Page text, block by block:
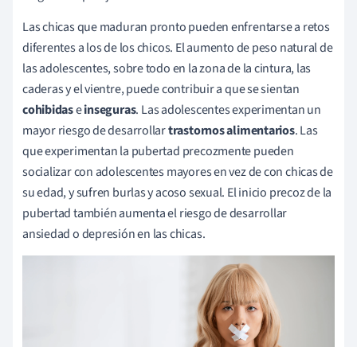
Las chicas que maduran pronto pueden enfrentarse a retos
diferentes a los de los chicos. El aumento de peso natural de
las adolescentes, sobre todo en la zona de la cintura, las
caderas y el vientre, puede contribuir a que se sientan
cohibidaseinseguras. Las adolescentes experimentan un
mayor riesgo de desarrollartrastornos alimentarios. Las
que experimentan la pubertad precozmente pueden
socializar con adolescentes mayores en vez de con chicas de
su edad, y sufren burlas y acoso sexual. El inicio precoz de la
pubertad también aumenta el riesgo de desarrollar
ansiedad o depresión en las chicas.